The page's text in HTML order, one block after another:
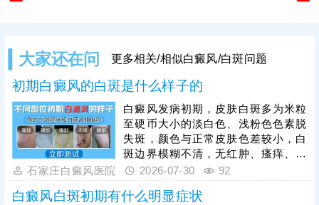
大家还在问 更多相关/相似白癜风/白斑问题
初期白癜风的白斑是什么样子的
白癜风发病初期，皮肤白斑多为米粒
至硬币大小的淡白色、浅粉色色素脱
失斑，颜色与正常皮肤色差较小，白
斑边界模糊不清，无红肿、瘙痒、脱
屑等不适感，白斑数量较少，多为单
发或少数几片，皮肤表面光滑无破
损，触感与正常皮肤一致。白癜风具
石家庄白癜风医院 2026-07-30 92
白癜风白斑初期有什么明显症状